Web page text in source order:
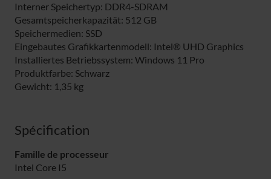
Interner Speichertyp: DDR4-SDRAM
Gesamtspeicherkapazität: 512 GB
Speichermedien: SSD
Eingebautes Grafikkartenmodell: Intel® UHD Graphics
Installiertes Betriebssystem: Windows 11 Pro
Produktfarbe: Schwarz
Gewicht: 1,35 kg
Spécification
Famille de processeur
Intel Core I5